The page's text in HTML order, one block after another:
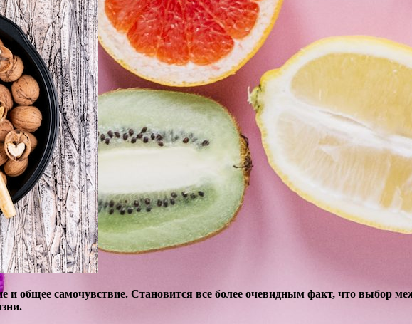
и общее самочувствие. Становится все более очевидным факт, что выбор